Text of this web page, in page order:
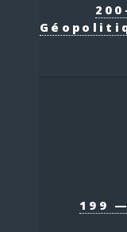
199